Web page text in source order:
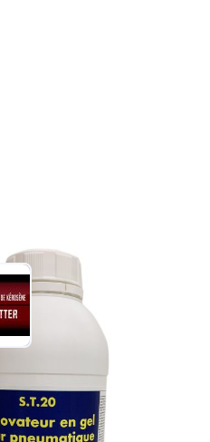
larger image